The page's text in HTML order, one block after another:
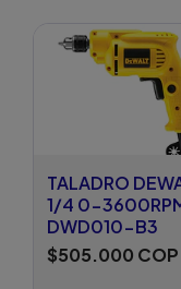
TALADRO
1/4 0-
DWD010-B3
$505.000 COP